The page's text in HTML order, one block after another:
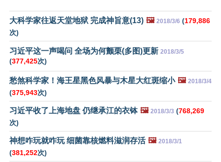
大科学家往返天堂地狱 完成神旨意(13) 🖼️ 2018/3/6 (179,886
次)
习近平这一声喝问 全场为何颤栗(多图)更新 2018/3/5
(377,425次)
愁煞科学家！海王星黑色风暴与木星大红斑缩小 🖼️ 2018/3/4
(375,943次)
习近平收了上海地盘 仍继承江的衣钵 🖼️ 2018/3/3 (768,269
次)
神想咋玩就咋玩 细菌靠核燃料滋润存活 🖼️ 2018/3/1
(381,252次)